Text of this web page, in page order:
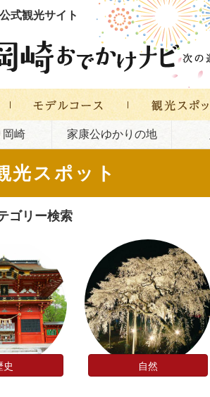
式観光サイト
岡崎 家康公ゆかりの地
光スポット
ゴリー検索
史 自然